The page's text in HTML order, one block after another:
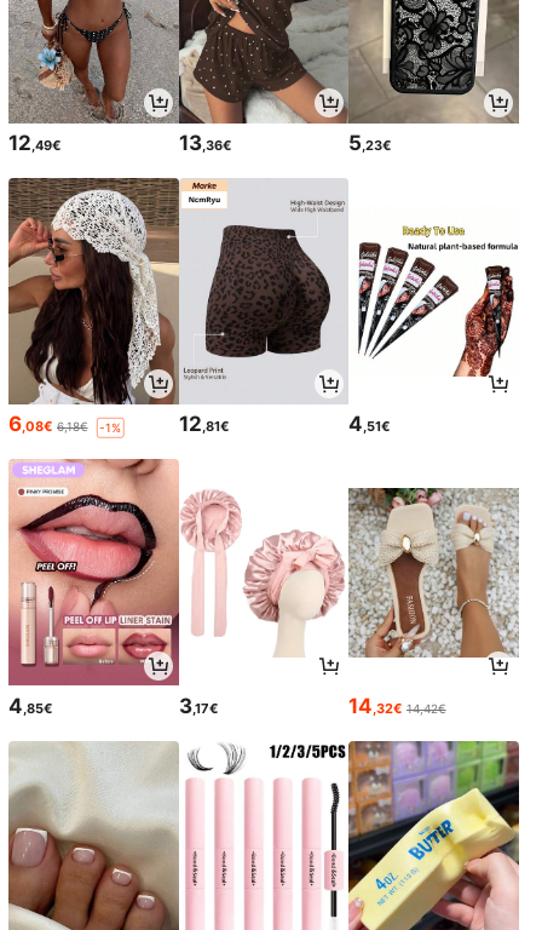
12,49€ 13,36€ 5,23€
6,08€ 6,18€ -1% 12,81€ 4,51€
4 ,85€ 3,17€ 14 ,32€ 14,42€